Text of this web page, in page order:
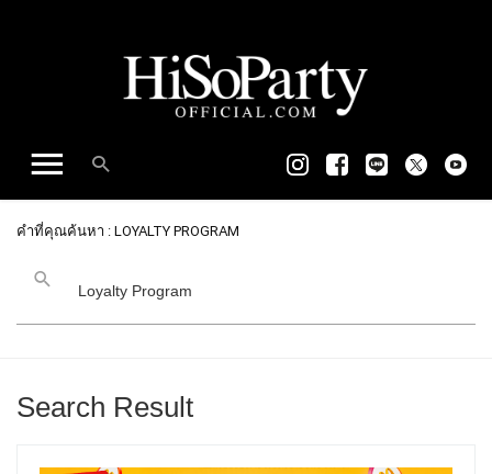
คำที่คุณค้นหา : LOYALTY PROGRAM
Search Result